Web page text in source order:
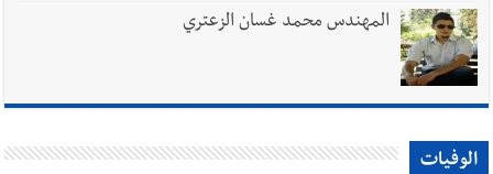
المهندس محمد غسان الزعتري
الوفيات